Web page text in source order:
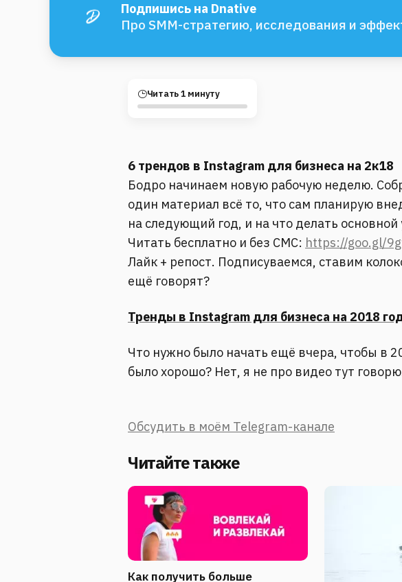
Подпишись на Dnative
Про SMM-стратегию, исследования и
Читать 1 минуту
6 трендов в Instagram для бизнеса на 2к18
Бодро начинаем новую рабочую неделю.
один материал всё то, что сам планирую
на следующий год, и на что делать основной
Читать бесплатно и без СМС: https://goo.gl/
Лайк + репост. Подписуваемся, ставим
ещё говорят?
Тренды в Instagram для бизнеса на 2018
Что нужно было начать ещё вчера, чтобы в
было хорошо? Нет, я не про видео тут
Обсудить в моём Telegram-канале
Читайте также
Как получить больше